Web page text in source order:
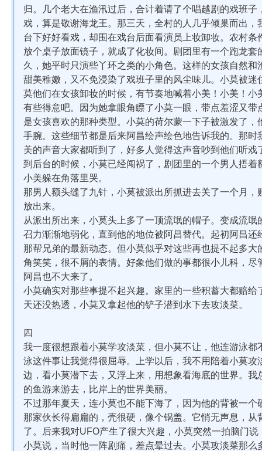
归。几个老大在渔汛过后，合计着请了个唱越剧的戏班
戏，算是敬谢海龙王。那三天，全村的人几乎倾巢而出
台下好好看戏，却围在戏台后面看演员上妆卸妆。农村
放个桌子放面镜子，就成了化妆间。剧团里有一个跑龙
久，她平时只演些丫环之类的小角色。这样的女孩自然
甜美稚嫩，又不免浸染了戏班子里的风尘味儿。小莫被
莫他们在女孩卸妆的时候，有节奏地喊着小美！小美！
有些得意吧。因为她拿眼角瞟了小莫一眼，带点羞涩又
是女孩喜欢的那种类型。小莫的荷尔蒙一下子被激发了
手腕。这些细节都是后来阿昌绘声绘色地告诉我的。那
美的声音大家都听到了，好多人觉得这声音吵到他们听
到后台的时候，小莫已经闯祸了，剧团里的一个男人捂
小美躲在角落里哭。
那男人额头缝了九针，小莫被派出所抓进去关了一个月
放出来。
从派出所出来，小莫头上多了一顶流氓的帽子。变成流
召力渐渐地弱化，直到他的地位被阿昌替代。起初阿昌
那帮兄弟的最新动态。但小莫似乎对这些再也提不起多
角笑笑，很不屑的表情。好象他们做的事都很小儿科，
阿昌也不大来了。
小莫确实对那些事提不起兴趣。家里的一些积蓄大都赔
天还没热透，小莫又拿起他的铲子潜到水下去攻淡菜。
四
我一度很想跟着小莫学攻淡菜，但小莫不让，他连游泳
泳这件事让我觉得很屈辱。上学以后，我不用陪着小莫
边，看小莫潜下去，又浮上来，用想象看海底的世界。
的鱼游来游去，比岸上的世界美丽。
不过那年夏天，连小莫也不能下海了，因为他的背被一
那家伙长得扁扁的，壳很硬，像个锅盖。它悄无声息，
了。后来我对UFO产生了很大兴趣，小莫突然一拍脑门
小莫说，当时他一阵剧痛，差点晕过去。小莫攻淡菜那